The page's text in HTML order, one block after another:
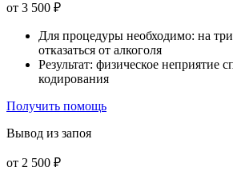
от 3 500 ₽
Для процедуры необходимо: на
отказаться от алкоголя
Результат: физическое неприятие
кодирования
Получить помощь
Вывод из запоя
от 2 500 ₽